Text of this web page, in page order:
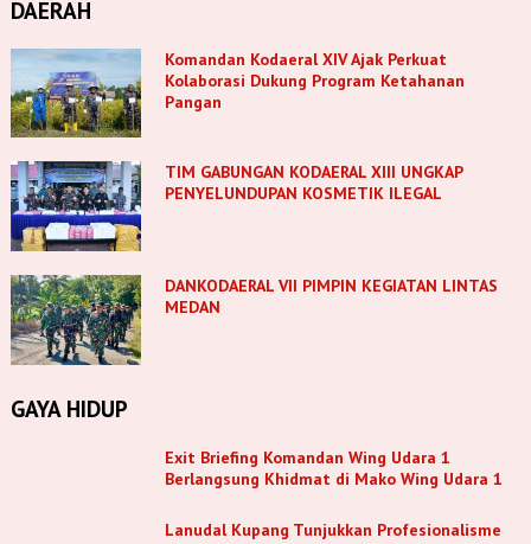
DAERAH
Komandan Kodaeral XIV Ajak Perkuat
Kolaborasi Dukung Program Ketahanan
Pangan
TIM GABUNGAN KODAERAL XIII UNGKAP
PENYELUNDUPAN KOSMETIK ILEGAL
DANKODAERAL VII PIMPIN KEGIATAN LINTAS
MEDAN
GAYA HIDUP
Exit Briefing Komandan Wing Udara 1
Berlangsung Khidmat di Mako Wing Udara 1
Lanudal Kupang Tunjukkan Profesionalisme